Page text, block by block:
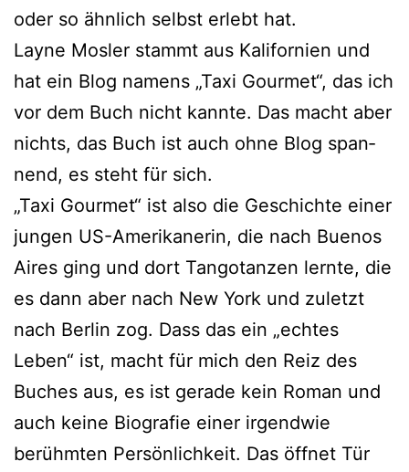
oder so ähn­lich selbst erlebt hat.
Layne Mosler stammt aus Kalifornien und
hat ein Blog namens „Taxi Gourmet“, das ich
vor dem Buch nicht kann­te. Das macht aber
nichts, das Buch ist auch ohne Blog span­
nend, es steht für sich.
„Taxi Gourmet“ ist also die Geschichte einer
jun­gen US-Amerikanerin, die nach Buenos
Aires ging und dort Tangotanzen lern­te, die
es dann aber nach New York und zuletzt
nach Berlin zog. Dass das ein „ech­tes
Leben“ ist, macht für mich den Reiz des
Buches aus, es ist gera­de kein Roman und
auch kei­ne Biografie einer irgend­wie
berühm­ten Persönlichkeit. Das öff­net Tür